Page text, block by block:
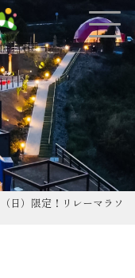
日）限定！リレーマラソ